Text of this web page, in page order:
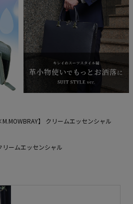
】 クリームエッセンシャル
リームエッセンシャル